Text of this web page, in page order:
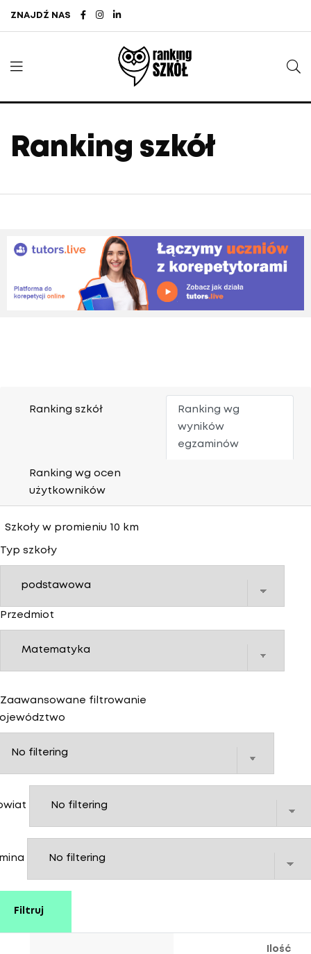
ZNAJDŹ NAS
Ranking szkół
Ranking szkół
Ranking wg
wyników
egzaminów
Ranking wg ocen
użytkowników
Szkoły w promieniu 10 km
Typ szkoły
Przedmiot
Zaawansowane filtrowanie
Ilość